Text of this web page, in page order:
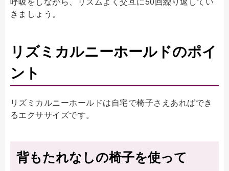
きましょう。
リズミカルニーホールドのポイ
ント
リズミカルニーホールドは自宅で椅子さえあればでき
るエクササイズです。
背もたれなしの椅子を使って